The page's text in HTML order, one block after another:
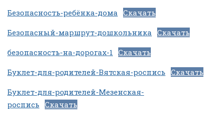
Безопасность-ребёнка-дома Скачать
Безопасный-маршрут-дошкольника Скачать
безопасность-на-дорогах-1 Скачать
Буклет-для-родителей-Вятская-роспись Скачать
Буклет-для-родителей-Мезенская-
роспись
Скачать